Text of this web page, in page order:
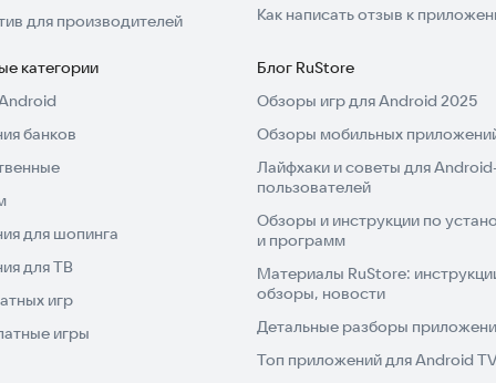
для производителей
Как написать отзыв к
категории
банков
для шопинга
для ТВ
игр
игры
Блог RuStore
Обзоры игр для Android 2025
Обзоры мобильных
Лайфхаки и советы для
пользователей
Обзоры и инструкции по
и программ
Материалы RuStore:
обзоры, новости
Детальные разборы
Топ приложений для Android